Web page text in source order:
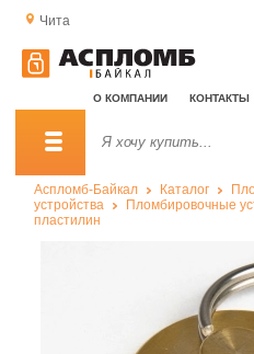
Чита
О КОМПАНИИ КОНТАКТЫ
Аспломб-Байкал Каталог
устройства
Пломбировочные
пластилин